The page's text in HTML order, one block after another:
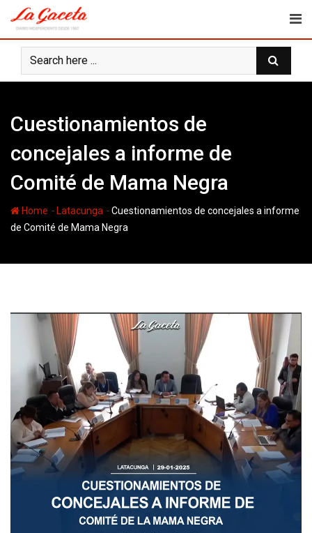
content
Cuestionamientos de
concejales a informe de
Comité de Mama Negra
Home - Latacunga -Cuestionamientos de concejales a informe
de Comité de Mama Negra